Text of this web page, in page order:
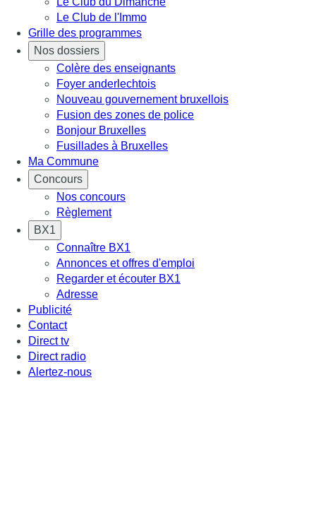
Le Club de l'Immo
Grille des programmes
Nos dossiers
Colère des enseignants
Foyer anderlechtois
Nouveau gouvernement bruxellois
Fusion des zones de police
Bonjour Bruxelles
Fusillades à Bruxelles
Ma Commune
Concours
Nos concours
Règlement
BX1
Connaître BX1
Annonces et offres d'emploi
Regarder et écouter BX1
Adresse
Publicité
Contact
Direct tv
Direct radio
Alertez-nous